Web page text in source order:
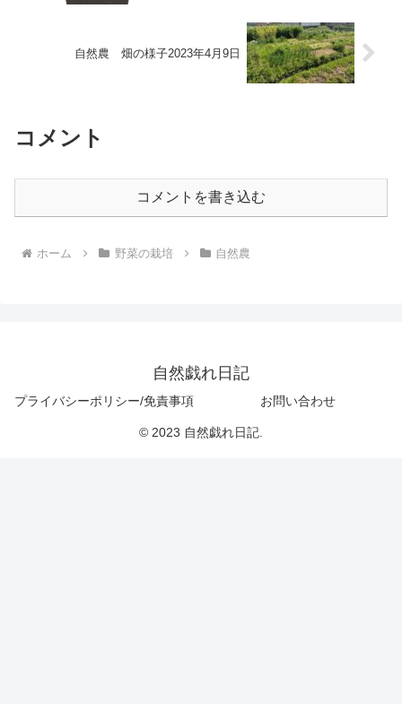
自然農 畑の様子2023年4月9日
コメント
コメントを書き込む
ホーム 野菜の栽培 自然農
自然戯れ日記
プライバシーポリシー/免責事項 お問い合わせ
© 2023 自然戯れ日記.